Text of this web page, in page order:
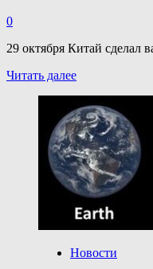
0
29 октября Китай сделал
Читать далееПрочитать
Китай
отобрал
два
предложения
для
создания
первого
лунохода
тайконавтов:
шаг
к
Новости